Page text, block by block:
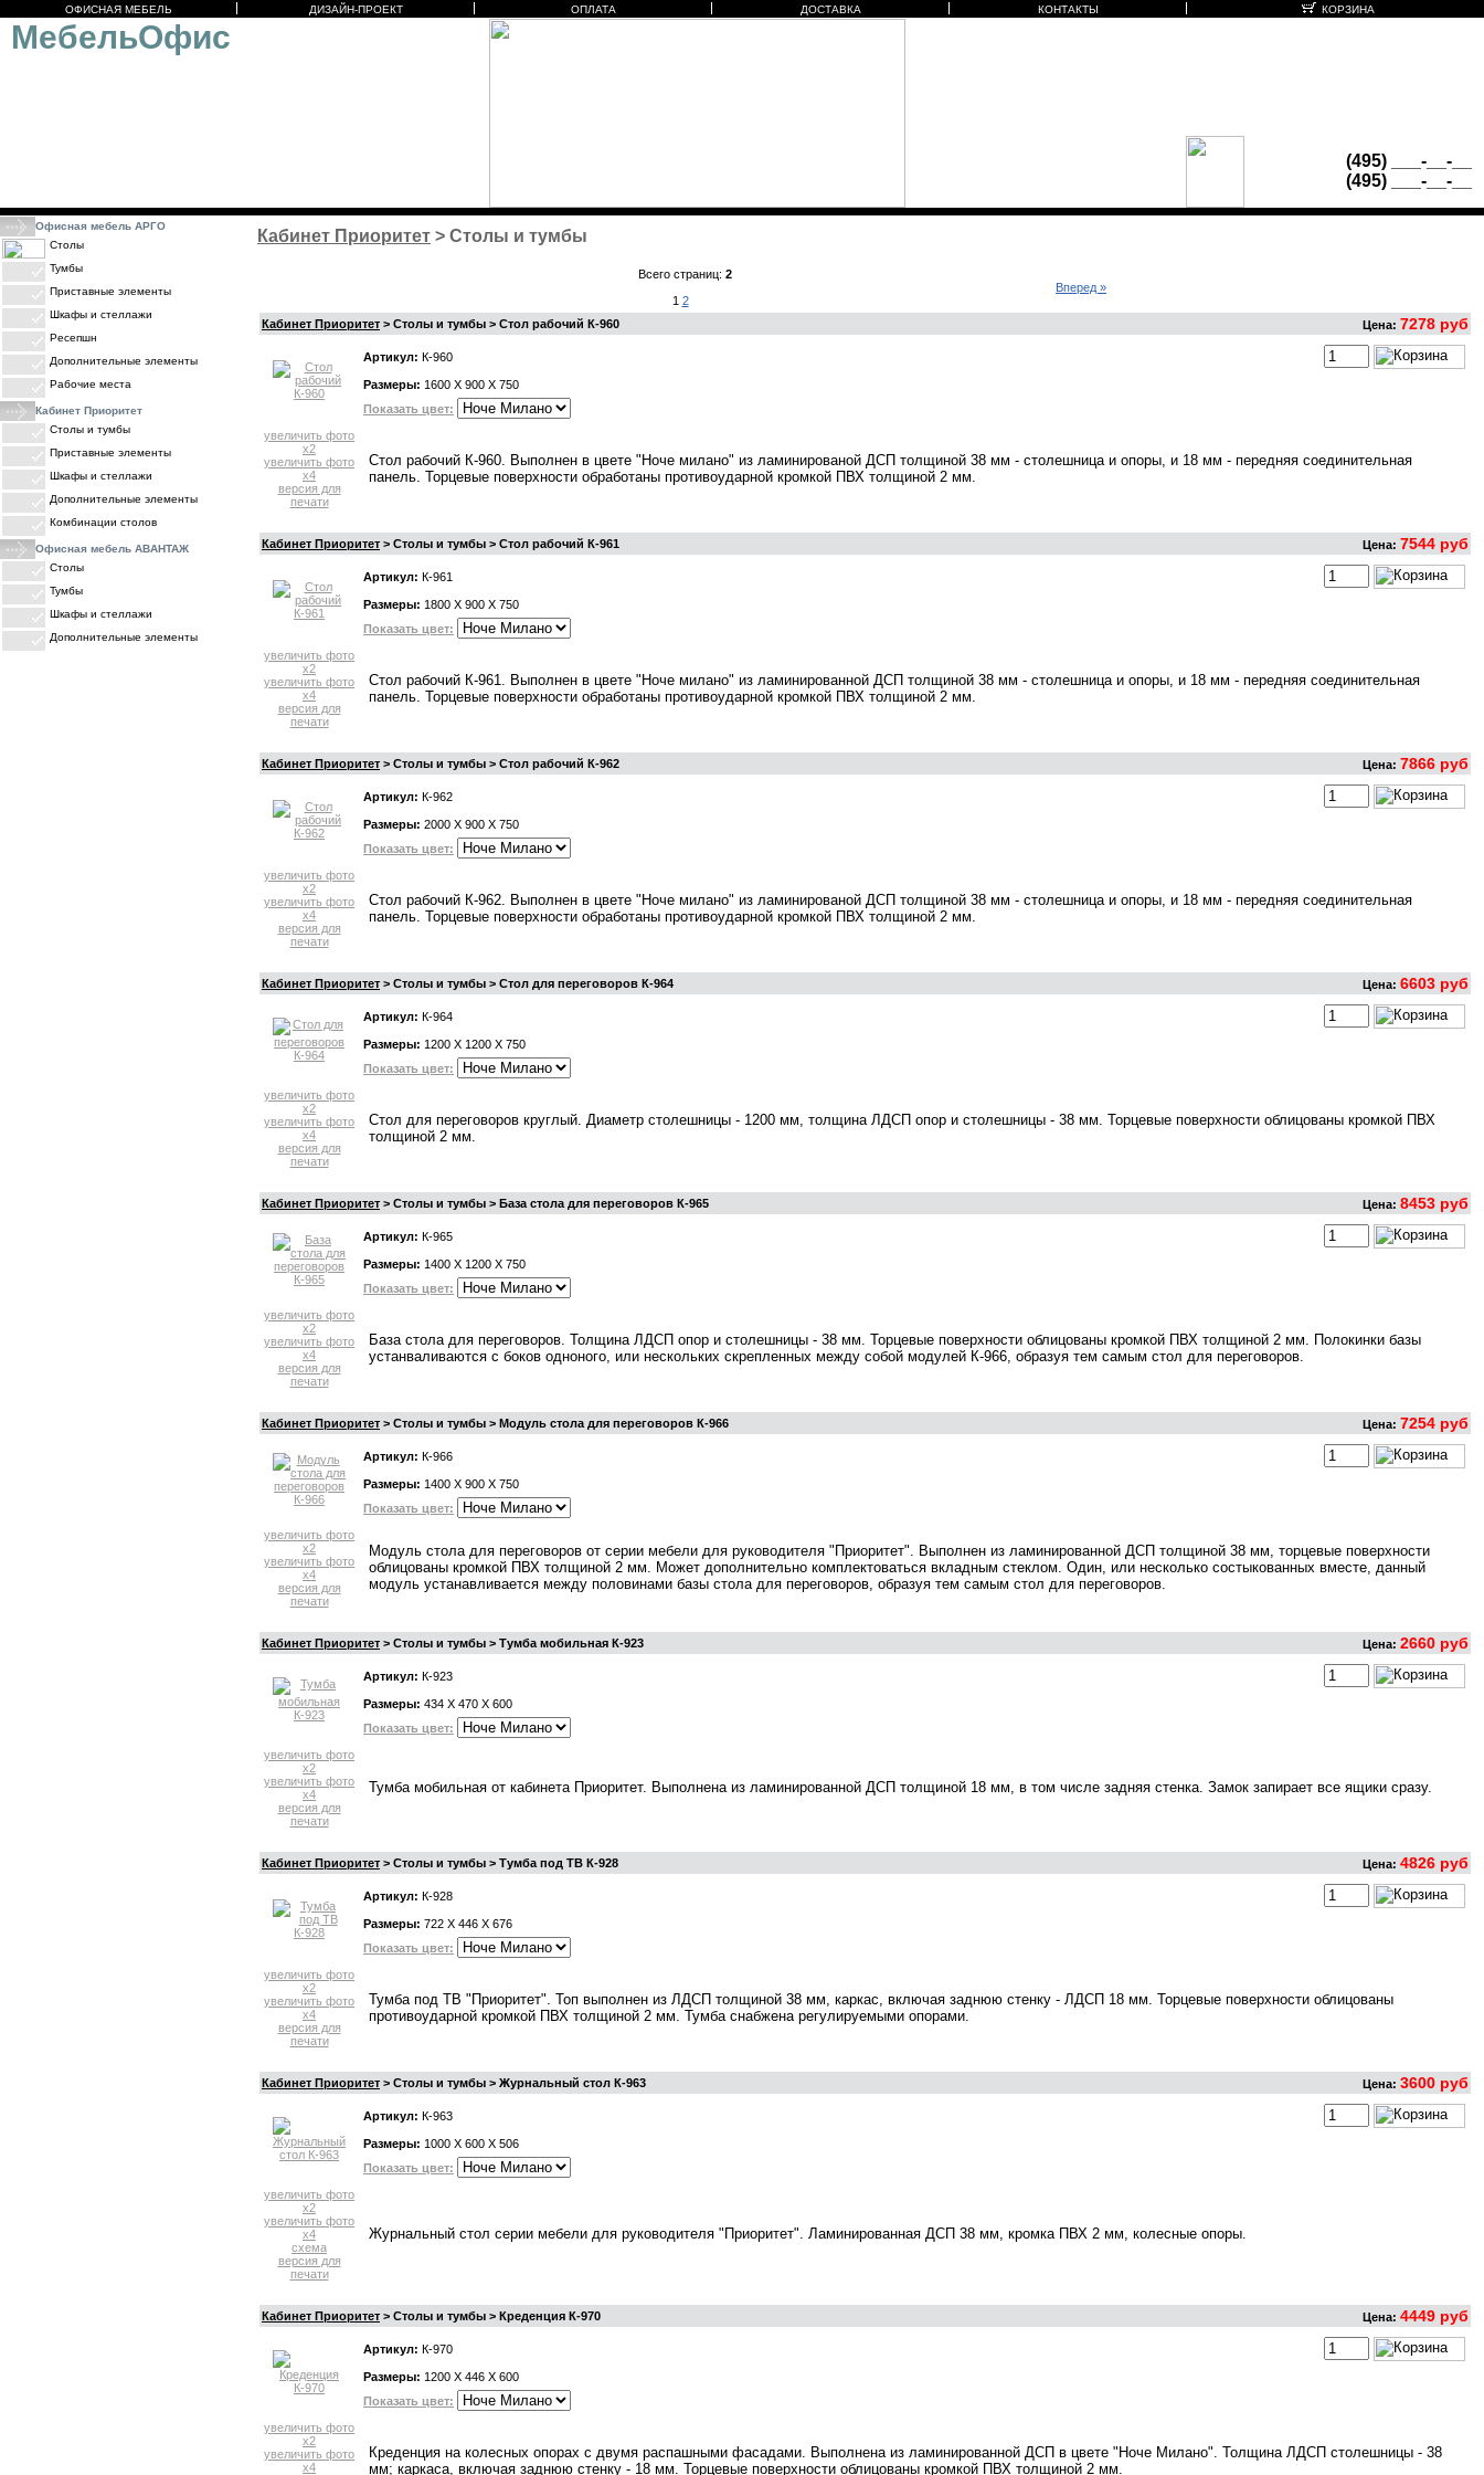
ОФИСНАЯ МЕБЕЛЬ ДИЗАЙН-ПРОЕКТ ОПЛАТА ДОСТАВКА КОНТАКТЫ КОРЗИНА
МебельОфис
(495)
___-__-__
(495)
___-__-__
Офисная мебель АРГО
Столы
Тумбы
Приставные элементы
Шкафы и стеллажи
Ресепшн
Дополнительные элементы
Рабочие места
Кабинет Приоритет
Столы и тумбы
Приставные элементы
Шкафы и стеллажи
Дополнительные элементы
Комбинации столов
Офисная мебель АВАНТАЖ
Столы
Тумбы
Шкафы и стеллажи
Дополнительные элементы
Кабинет Приоритет > Столы и тумбы
Всего страниц: 2
Вперед »
1 2
Кабинет Приоритет > Столы и тумбы > Стол рабочий К-960 Цена: 7278 руб
Артикул: К-960
Размеры: 1600 X 900 X 750
Показать цвет:
увеличить фото
x2
увеличить фото
x4
версия для
печати
Стол рабочий К-960. Выполнен в цвете "Ноче милано" из ламинированой ДСП толщиной 38 мм - столешница и опоры, и 18 мм - передняя соединительная
панель. Торцевые поверхности обработаны противоударной кромкой ПВХ толщиной 2 мм.
Кабинет Приоритет > Столы и тумбы > Стол рабочий К-961 Цена: 7544 руб
Артикул: К-961
Размеры: 1800 X 900 X 750
Показать цвет:
увеличить фото
x2
увеличить фото
x4
версия для
печати
Стол рабочий К-961. Выполнен в цвете "Ноче милано" из ламинированной ДСП толщиной 38 мм - столешница и опоры, и 18 мм - передняя соединительная
панель. Торцевые поверхности обработаны противоударной кромкой ПВХ толщиной 2 мм.
Кабинет Приоритет > Столы и тумбы > Стол рабочий К-962 Цена: 7866 руб
Артикул: К-962
Размеры: 2000 X 900 X 750
Показать цвет:
увеличить фото
x2
увеличить фото
x4
версия для
печати
Стол рабочий К-962. Выполнен в цвете "Ноче милано" из ламинированой ДСП толщиной 38 мм - столешница и опоры, и 18 мм - передняя соединительная
панель. Торцевые поверхности обработаны противоударной кромкой ПВХ толщиной 2 мм.
Кабинет Приоритет > Столы и тумбы > Стол для переговоров К-964 Цена: 6603 руб
Артикул: К-964
Размеры: 1200 X 1200 X 750
Показать цвет:
увеличить фото
x2
увеличить фото
x4
версия для
печати
Стол для переговоров круглый. Диаметр столешницы - 1200 мм, толщина ЛДСП опор и столешницы - 38 мм. Торцевые поверхности облицованы кромкой ПВХ
толщиной 2 мм.
Кабинет Приоритет > Столы и тумбы > База стола для переговоров К-965 Цена: 8453 руб
Артикул: К-965
Размеры: 1400 X 1200 X 750
Показать цвет:
увеличить фото
x2
увеличить фото
x4
версия для
печати
База стола для переговоров. Толщина ЛДСП опор и столешницы - 38 мм. Торцевые поверхности облицованы кромкой ПВХ толщиной 2 мм. Полокинки базы
устанваливаются с боков одноного, или нескольких скрепленных между собой модулей К-966, образуя тем самым стол для переговоров.
Кабинет Приоритет > Столы и тумбы > Модуль стола для переговоров К-966 Цена: 7254 руб
Артикул: К-966
Размеры: 1400 X 900 X 750
Показать цвет:
увеличить фото
x2
увеличить фото
x4
версия для
печати
Модуль стола для переговоров от серии мебели для руководителя "Приоритет". Выполнен из ламинированной ДСП толщиной 38 мм, торцевые поверхности
облицованы кромкой ПВХ толщиной 2 мм. Может дополнительно комплектоваться вкладным стеклом. Один, или несколько состыкованных вместе, данный
модуль устанавливается между половинами базы стола для переговоров, образуя тем самым стол для переговоров.
Кабинет Приоритет > Столы и тумбы > Тумба мобильная К-923 Цена: 2660 руб
Артикул: К-923
Размеры: 434 X 470 X 600
Показать цвет:
увеличить фото
x2
увеличить фото
x4
версия для
печати
Тумба мобильная от кабинета Приоритет. Выполнена из ламинированной ДСП толщиной 18 мм, в том числе задняя стенка. Замок запирает все ящики сразу.
Кабинет Приоритет > Столы и тумбы > Тумба под ТВ К-928 Цена: 4826 руб
Артикул: К-928
Размеры: 722 X 446 X 676
Показать цвет:
увеличить фото
x2
увеличить фото
x4
версия для
печати
Тумба под ТВ "Приоритет". Топ выполнен из ЛДСП толщиной 38 мм, каркас, включая заднюю стенку - ЛДСП 18 мм. Торцевые поверхности облицованы
противоударной кромкой ПВХ толщиной 2 мм. Тумба снабжена регулируемыми опорами.
Кабинет Приоритет > Столы и тумбы > Журнальный стол К-963 Цена: 3600 руб
Артикул: К-963
Размеры: 1000 X 600 X 506
Показать цвет:
увеличить фото
x2
увеличить фото
x4
схема
версия для
печати
Журнальный стол серии мебели для руководителя "Приоритет". Ламинированная ДСП 38 мм, кромка ПВХ 2 мм, колесные опоры.
Кабинет Приоритет > Столы и тумбы > Креденция К-970 Цена: 4449 руб
Артикул: К-970
Размеры: 1200 X 446 X 600
Показать цвет:
увеличить фото
x2
увеличить фото
x4
Креденция на колесных опорах с двумя распашными фасадами. Выполнена из ламинированной ДСП в цвете "Ноче Милано". Толщина ЛДСП столешницы - 38
мм; каркаса, включая заднюю стенку - 18 мм. Торцевые поверхности облицованы кромкой ПВХ толщиной 2 мм.